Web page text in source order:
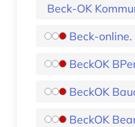
Beck-OK
Beck-
BeckOK
BeckOK
BeckOK